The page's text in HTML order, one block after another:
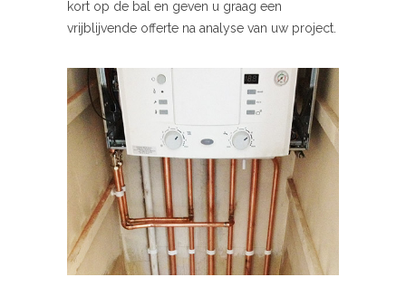
kort op de bal en geven u graag een
vrijblijvende offerte na analyse van uw project.